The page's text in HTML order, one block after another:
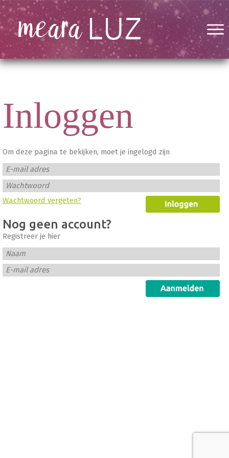
Inloggen
Om deze pagina te bekijken, moet je ingelogd zijn
E-mail adres
Wachtwoord
Wachtwoord vergeten?
Nog geen account?
Registreer je hier
Naam
E-mail adres